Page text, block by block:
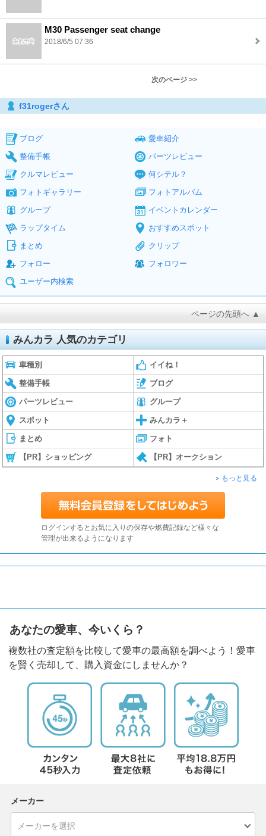
M30 Passenger seat change
2018/6/5 07:36
次のページ >>
f31rogerさん
ブログ
愛車紹介
整備手帳
パーツレビュー
クルマレビュー
何シテル？
フォトギャラリー
フォトアルバム
グループ
イベントカレンダー
ラップタイム
おすすめスポット
まとめ
クリップ
フォロー
フォロワー
ユーザー内検索
ページの先頭へ ▲
みんカラ 人気のカテゴリ
車種別 イイね！
整備手帳 ブログ
パーツレビュー グループ
スポット みんカラ＋
まとめ フォト
【PR】ショッピング 【PR】オークション
もっと見る
ログインするとお気に入りの保存や燃費記録など様々な
管理が出来るようになります
あなたの愛車、今いくら？
複数社の査定額を比較して愛車の最高額を調べよう！愛車
を賢く売却して、購入資金にしませんか？
メーカー